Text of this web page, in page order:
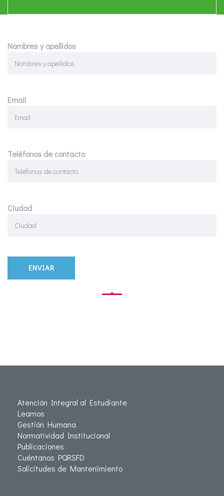
Nombres y apellidos
Email
Teléfonos de contacto
Ciudad
Atención Integral al Estudiante
Leamos
Gestión Humana
Normatividad Institucional
Publicaciones
Cuéntanos PQRSFD
Solicitudes de Mantenimiento